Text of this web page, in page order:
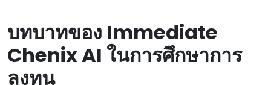
บทบาทของ Immediate
Chenix AI ในการศึกษาการ
ลงทุน